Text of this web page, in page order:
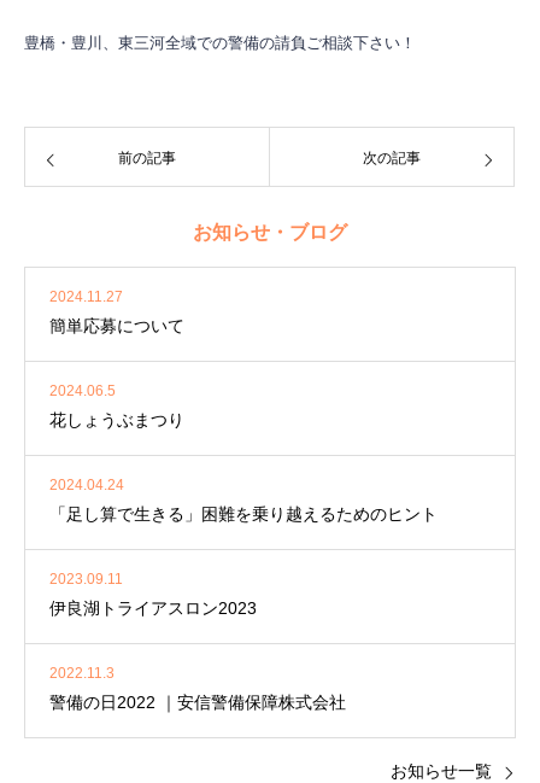
豊橋・豊川、東三河全域での警備の請負ご相談下さい！
前の記事 次の記事
お知らせ・ブログ
2024.11.27
簡単応募について
2024.06.5
花しょうぶまつり
2024.04.24
「足し算で生きる」困難を乗り越えるためのヒント
2023.09.11
伊良湖トライアスロン2023
2022.11.3
警備の日2022 ｜安信警備保障株式会社
お知らせ一覧